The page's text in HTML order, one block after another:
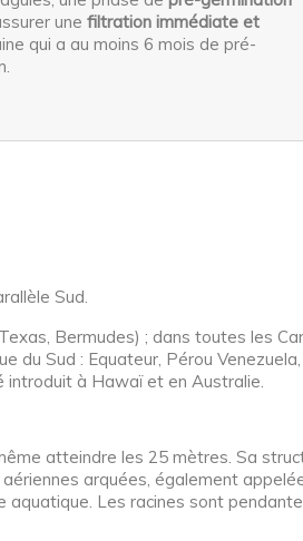
une filtration immédiate et
qui a au moins 6 mois de pré-
Sud.
Bermudes) ; dans toutes les
du Sud : Equateur, Pérou Venezuela,
introduit à Hawaï et en Australie.
atteindre les 25 mètres. Sa
arquées, également
aquatique. Les racines sont